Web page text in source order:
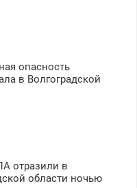
с з/п до
опасность
в Волгоградской
отразили в
области ночью